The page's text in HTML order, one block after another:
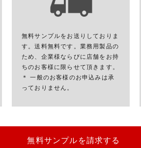
無料サンプルをお送りしておりま
す。送料無料です。業務用製品の
ため、企業様ならびに店舗をお持
ちのお客様に限らせて頂きます。
＊ 一般のお客様のお申込みは承
っておりません。
無料サンプルを請求する